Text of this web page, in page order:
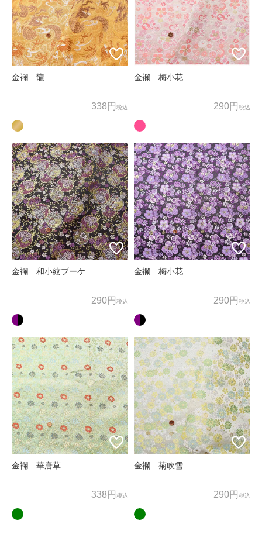
お客様相談窓口
〒600-8004
京都府京都市下京区四条通麩屋町東入奈良物町362 株式会社ノム
ラテーラー
担当：オンラインショップ係
オンラインショップ直通TEL/FAX：075-257-7781
金襴 龍
338円 税込
金襴 梅小花
290円 税込
金襴 和小紋ブーケ
290円 税込
金襴 梅小花
290円 税込
金襴 華唐草
338円 税込
金襴 菊吹雪
290円 税込